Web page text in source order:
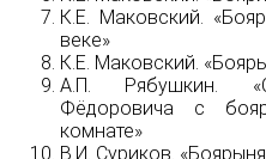
К.Е. Маковский.
веке»
К.Е. Маковский.
А.П. Рябушкин.
Фёдоровича с
комнате»
В.И. Суриков.